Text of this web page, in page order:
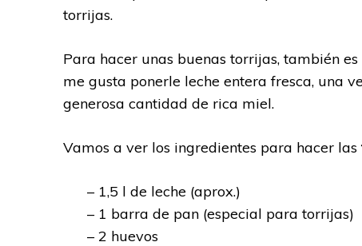
torrijas.
Para hacer unas buenas torrijas, también
me gusta ponerle leche entera fresca, una
generosa cantidad de rica miel.
Vamos a ver los ingredientes para hacer las
– 1,5 l de leche (aprox.)
– 1 barra de pan (especial para torrijas)
– 2 huevos